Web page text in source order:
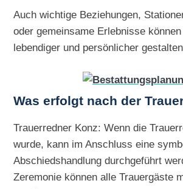
Auch wichtige Beziehungen,
oder gemeinsame Erlebnisse
lebendiger und persönlicher
Was erfolgt nach der
Trauerredner Konz: Wenn die
wurde, kann im Anschluss eine
Abschiedshandlung durchgeführt
Zeremonie können alle Trauergäste